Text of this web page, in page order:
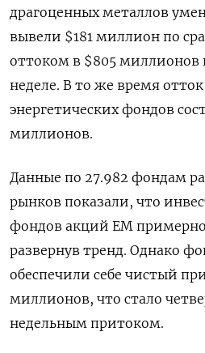
драгоценных металлов
вывели $181 миллион по
оттоком в $805 миллионов
неделе. В то же время отток
энергетических фондов
миллионов.
Данные по 27.982 фондам
рынков показали, что
фондов акций ЕМ
развернув тренд. Однако
обеспечили себе чистый
миллионов, что стало
недельным притоком.